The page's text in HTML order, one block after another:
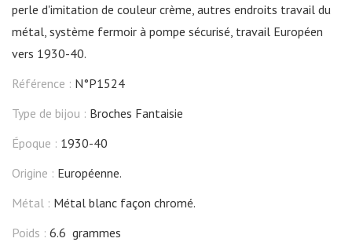
perle d'imitation de couleur crème, autres endroits travail du
métal, système fermoir à pompe sécurisé, travail Européen
vers 1930-40.
Référence : N°P1524
Type de bijou : Broches Fantaisie
Époque : 1930-40
Origine : Européenne.
Métal : Métal blanc façon chromé.
Poids : 6.6 grammes